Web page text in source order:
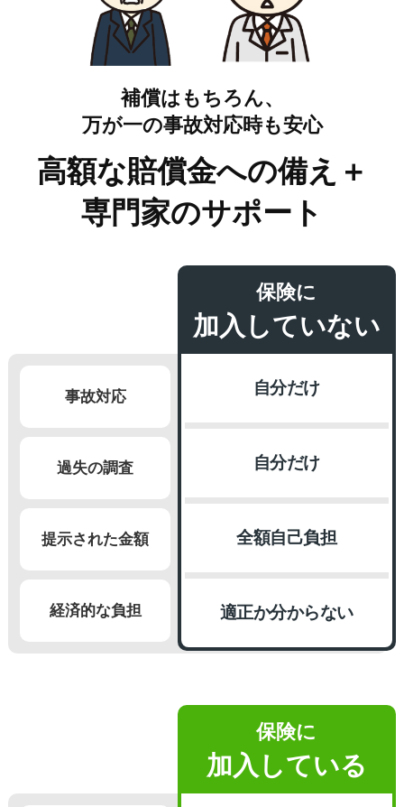
補償はもちろん、
万が一の事故対応時も安心
高額な賠償金への備え＋
専門家のサポート
保険に
加入していない
自分だけ
自分だけ
全額自己負担
適正か分からない
事故対応
過失の調査
提示された金額
経済的な負担
保険に
加入している